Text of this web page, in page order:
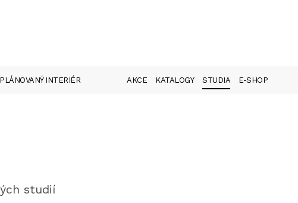
PLÁNOVANÝ INTERIÉR AKCE KATALOGY STUDIA E-SHOP
studií